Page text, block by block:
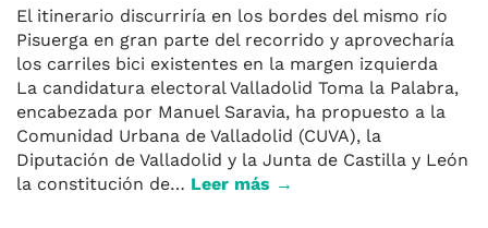
El itinerario discurriría en los bordes del mismo río
Pisuerga en gran parte del recorrido y aprovecharía
los carriles bici existentes en la margen izquierda
La candidatura electoral Valladolid Toma la Palabra,
encabezada por Manuel Saravia, ha propuesto a la
Comunidad Urbana de Valladolid (CUVA), la
Diputación de Valladolid y la Junta de Castilla y León
la constitución de… Leer más →